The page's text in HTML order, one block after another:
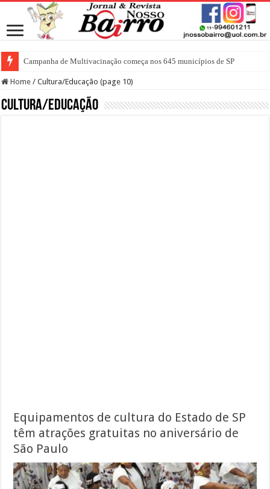
Campanha de Multivacinação começa nos 645 municípios de SP
Home / Cultura/Educação (page 10)
Cultura/Educação
Equipamentos de cultura do Estado de SP
têm atrações gratuitas no aniversário de
São Paulo